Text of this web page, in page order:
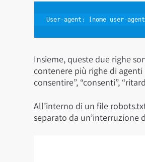
User-agent: [nome user-
Insieme, queste due righe
contenere più righe di
consentire”, “consenti”,
All’interno di un file
separato da un’interruzione